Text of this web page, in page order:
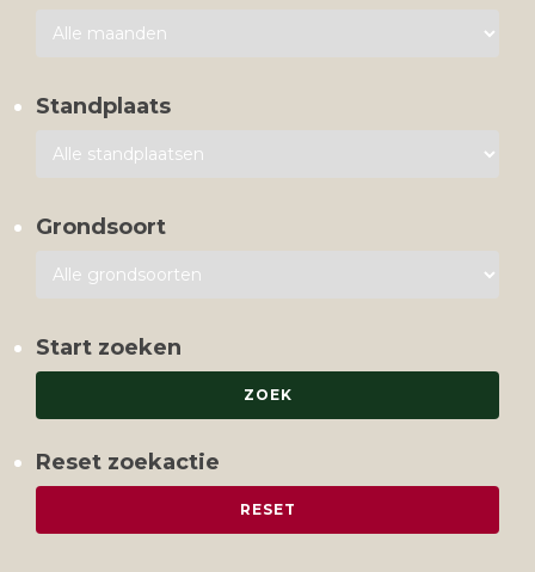
Standplaats
Grondsoort
Start zoeken
Reset zoekactie